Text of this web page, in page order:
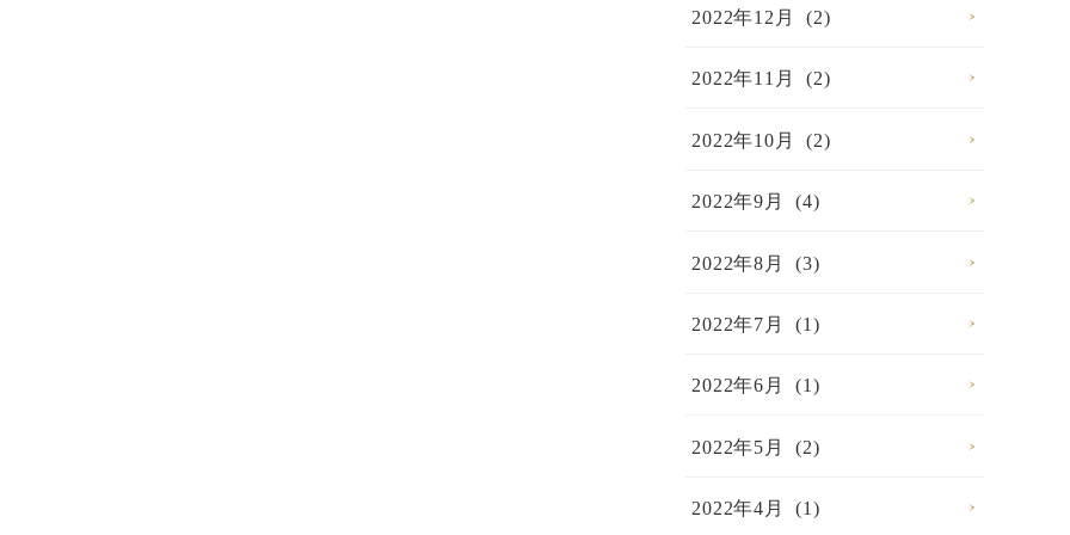
2022年12月 (2)
2022年11月 (2)
2022年10月 (2)
2022年9月 (4)
2022年8月 (3)
2022年7月 (1)
2022年6月 (1)
2022年5月 (2)
2022年4月 (1)